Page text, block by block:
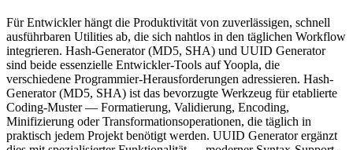
Für Entwickler hängt die Produktivität von zuverlässigen, schnell
ausführbaren Utilities ab, die sich nahtlos in den täglichen Workflow
integrieren. Hash-Generator (MD5, SHA) und UUID Generator
sind beide essenzielle Entwickler-Tools auf Yoopla, die
verschiedene Programmier-Herausforderungen adressieren. Hash-
Generator (MD5, SHA) ist das bevorzugte Werkzeug für etablierte
Coding-Muster — Formatierung, Validierung, Encoding,
Minifizierung oder Transformationsoperationen, die täglich in
praktisch jedem Projekt benötigt werden. UUID Generator ergänzt